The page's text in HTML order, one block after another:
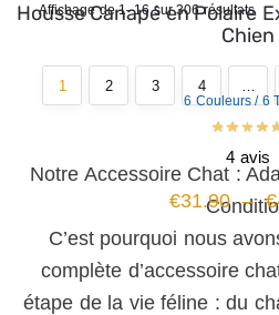
Notre Accessoire Chat :
C’est pourquoi nous
complète d’accessoire
étape de la vie féline : du
Housse Canapé en Polaire
Chien
6 Couleurs / 6
4 avis
€31.90 – €
Affichage de 1–16 sur 306 résultats
1 2 3 4 …